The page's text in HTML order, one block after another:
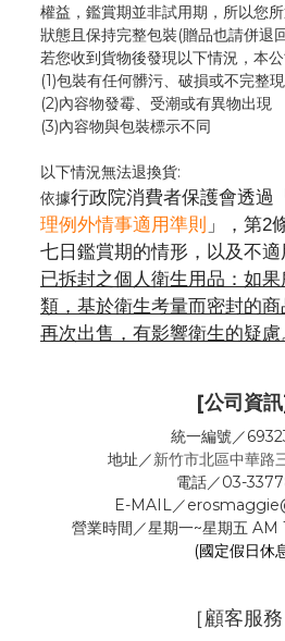
權益，鑑賞期並非試用期，所以您
狀態且保持完整包裝(贈品也請併退
若您收到貨物後發現以下情況，本
(1)包裝有任何髒污、破損或不完整
(2)內容物發霉、 受潮或有異物出現
(3)內容物與包裝標示不同
以下情況無法退換貨:
依據行政院消費者保護會透過「
理例外情事適用準則 」，第2
七日鑑賞期的情形，以及不
已拆封之個人衛生用品：如
類，基於衛生考量而密封的
再次出售，有影響衛生的疑慮
[公司資
統一編號／
地址／新竹市北區中華路
電話／03-
E-MAIL／
營業時間／星期一~星期五
(國定假日休
［顧客服務